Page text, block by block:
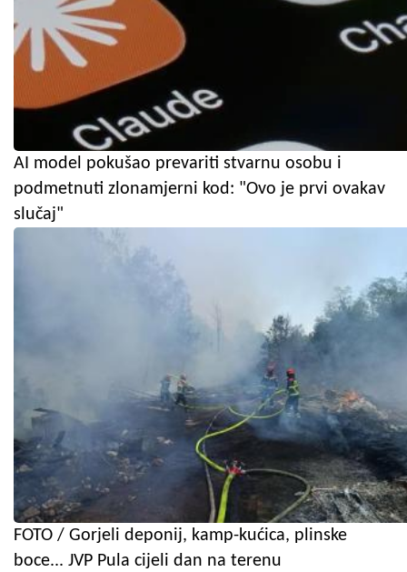
AI model pokušao prevariti stvarnu osobu i
podmetnuti zlonamjerni kod: "Ovo je prvi ovakav
slučaj"
FOTO / Gorjeli deponij, kamp-kućica, plinske
boce... JVP Pula cijeli dan na terenu